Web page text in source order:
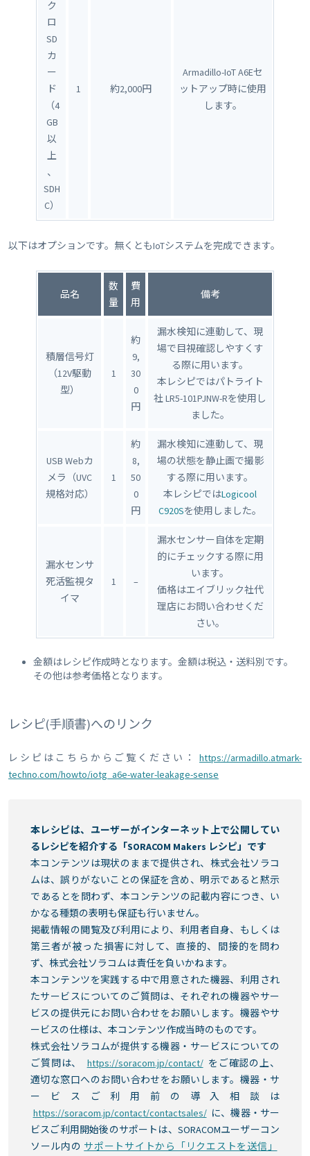
ク
ロ
SD
カ
ー
ド
（4
GB
以
上
、
SDH
C）
1 約2,000円
Armadillo-IoT A6Eセ
ットアップ時に使用
します。
以下はオプションです。無くともIoTシステムを完成できます。
品名
数
量
費
用
備考
積層信号灯
（12V駆動
型）
1
約
9,
30
0
円
漏水検知に連動して、現
場で目視確認しやすくす
る際に用います。
本レシピではパトライト
社 LR5-101PJNW-Rを使用し
ました。
USB Webカ
メラ（UVC
規格対応）
1
約
8,
50
0
円
漏水検知に連動して、現
場の状態を静止画で撮影
する際に用います。
本レシピではLogicool
C920Sを使用しました。
漏水センサ
死活監視タ
イマ
1 –
漏水センサー自体を定期
的にチェックする際に用
います。
価格はエイブリック社代
理店にお問い合わせくだ
さい。
金額はレシピ作成時となります。金額は税込・送料別です。
その他は参考価格となります。
レシピ(手順書)へのリンク
レシピはこちらからご覧ください：
https://armadillo.atmark-
techno.com/howto/iotg_a6e-water-leakage-sense
本レシピは、ユーザーがインターネット上で公開してい
るレシピを紹介する「SORACOM Makers レシピ」です
本コンテンツは現状のままで提供され、株式会社ソラコ
ムは、誤りがないことの保証を含め、明示であると黙示
であるとを問わず、本コンテンツの記載内容につき、い
かなる種類の表明も保証も行いません。
掲載情報の閲覧及び利用により、利用者自身、もしくは
第三者が被った損害に対して、直接的、間接的を問わ
ず、株式会社ソラコムは責任を負いかねます。
本コンテンツを実践する中で用意された機器、利用され
たサービスについてのご質問は、それぞれの機器やサー
ビスの提供元にお問い合わせをお願いします。機器やサ
ービスの仕様は、本コンテンツ作成当時のものです。
株式会社ソラコムが提供する機器・サービスについての
ご質問は、
https://soracom.jp/contact/ をご確認の上、
適切な窓口へのお問い合わせをお願いします。機器・サ
ービスご利用前の導入相談は
https://soracom.jp/contact/contactsales/ に、機器・サー
ビスご利用開始後のサポートは、SORACOMユーザーコン
ソール内の サポートサイトから「リクエストを送信」